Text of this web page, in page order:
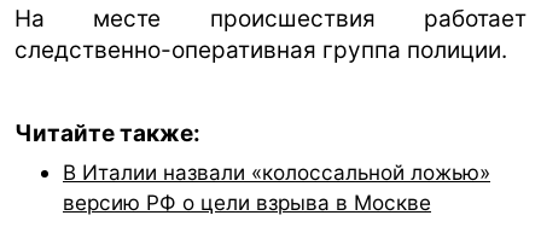
На месте происшествия работает
следственно-оперативная группа полиции.
Читайте также:
В Италии назвали «колоссальной ложью»
версию РФ о цели взрыва в Москве